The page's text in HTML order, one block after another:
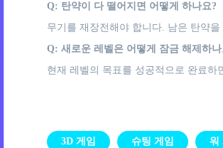
Q: 탄약이 다 떨어지면 어떻게 하나요?
무기를 재장전해야 합니다. 남은 탄약
Q: 새로운 레벨은 어떻게 잠금 해제하나
현재 레벨의 목표를 성공적으로 완료
3D 게임 슈팅 게임 워